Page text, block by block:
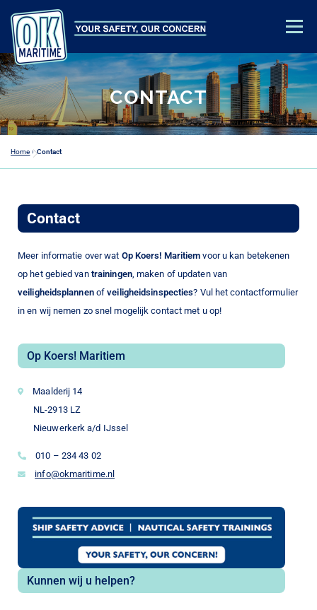
Menu
OPLEIDINGEN VEILIGHEIDSADVIES OVER ONS
CONTACT ACADEMY LOGIN
CONTACT
Home »Contact
Contact
Meer informatie over wat Op Koers! Maritiem voor u kan betekenen
op het gebied van trainingen, maken of updaten van
veiligheidsplannenofveiligheidsinspecties? Vul het contactformulier
in en wij nemen zo snel mogelijk contact met u op!
Op Koers! Maritiem
Maalderij 14
NL-2913 LZ
Nieuwerkerk a/d IJssel
010 – 234 43 02
info@okmaritime.nl
Kunnen wij u helpen?